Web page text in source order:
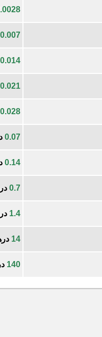
0.007
0.014
0.021
0.028
0.07
0.14
0.7
1.4
14
140